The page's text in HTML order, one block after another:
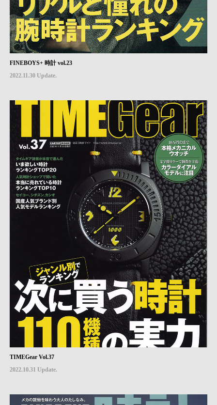
FINEBOYS+ 時計 vol.23
2022.11.30 Update.
TIMEGear Vol.37
2022.10.31 Update.